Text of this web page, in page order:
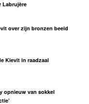
Labrujère
over zijn bronzen beeld
Kievit in raadzaal
opnieuw van sokkel